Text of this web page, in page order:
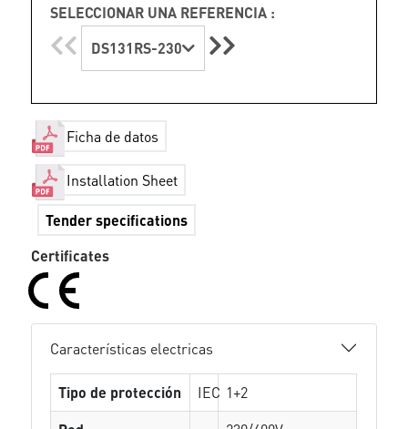
SELECCIONAR UNA REFERENCIA :
DS131RS-230
Ficha de datos
Installation Sheet
Tender specifications
Certificates
Características electricas
Tipo de protección IEC 1+2